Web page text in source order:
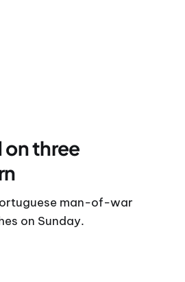
three
man-of-war
on Sunday.